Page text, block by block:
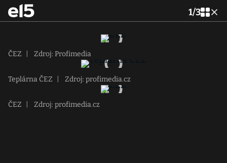
1/3
ČEZ Zdroj: Profimedia
Teplárna ČEZ Zdroj: profimedia.cz
ČEZ Zdroj: profimedia.cz